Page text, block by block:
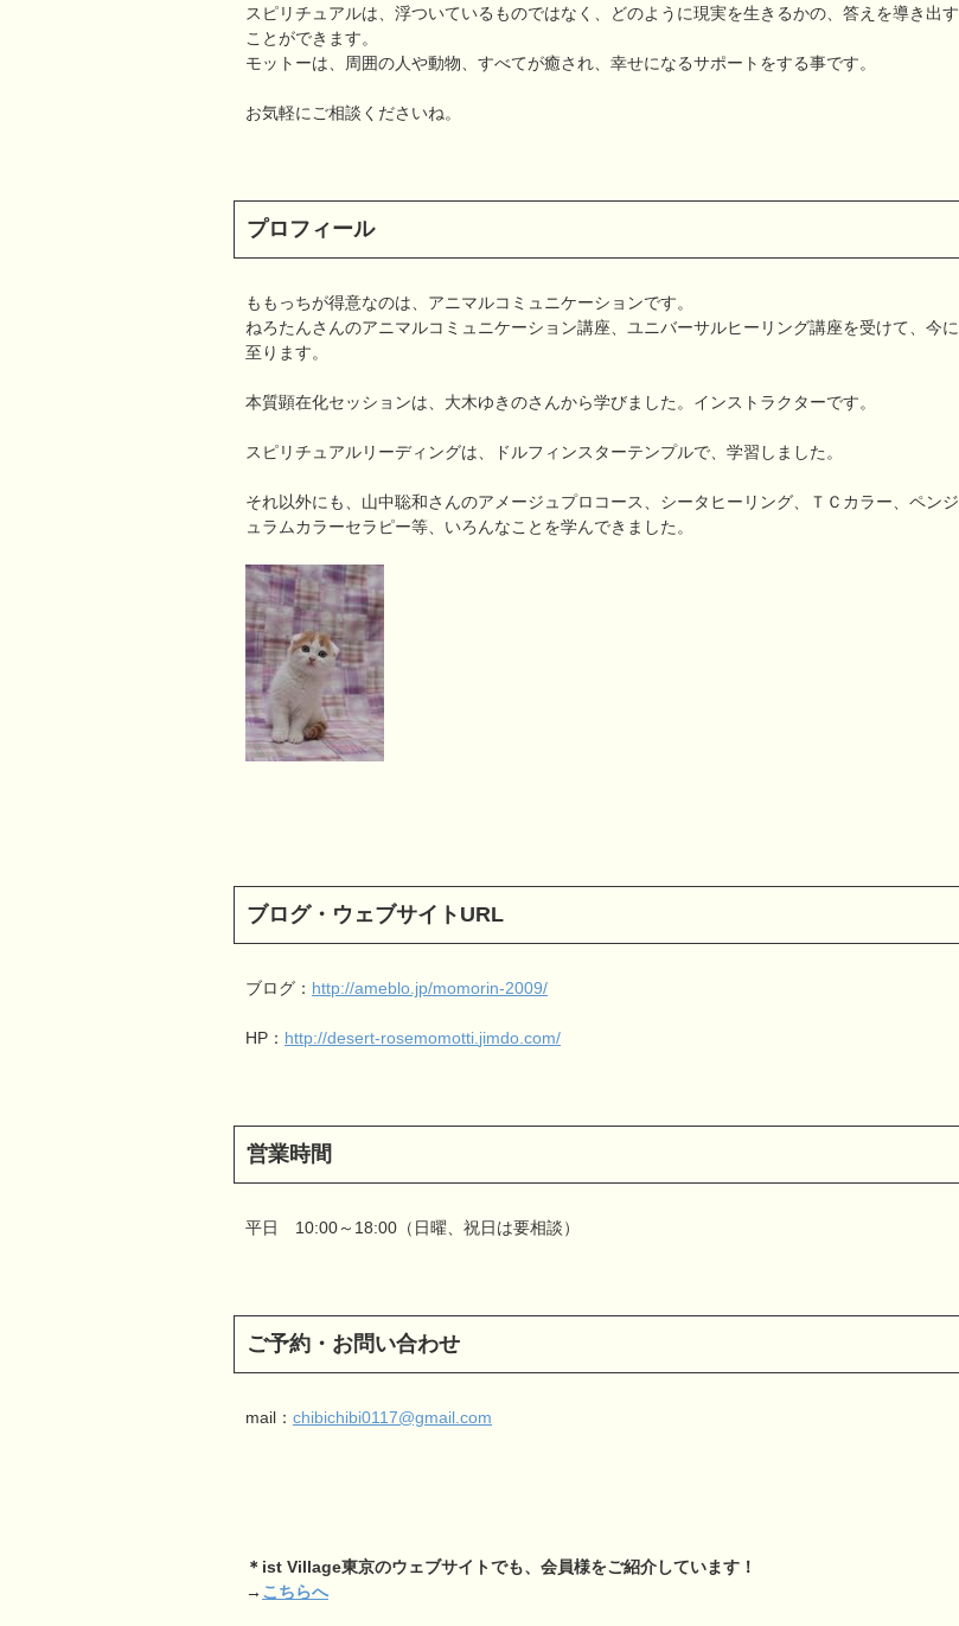
スピリチュアルは、浮ついているものではなく、どのように現実を生きるかの、答えを導き出す
ことができます。
モットーは、周囲の人や動物、すべてが癒され、幸せになるサポートをする事です。
お気軽にご相談くださいね。
プロフィール
ももっちが得意なのは、アニマルコミュニケーションです。
ねろたんさんのアニマルコミュニケーション講座、 ユニバーサルヒーリング講座を受けて、今に
至ります。
本質顕在化セッションは、大木ゆきのさんから学びました。 インストラクターです。
スピリチュアルリーディングは、ドルフィンスターテンプルで、学習しました。
それ以外にも、山中聡和さんのアメージュプロコース、 シータヒーリング、ＴＣカラー、ペンジ
ュラムカラーセラピー等、いろんなことを学んできました。
ブログ・ウェブサイトURL
ブログ： http://ameblo.jp/momorin-2009/
HP： http://desert-rosemomotti. jimdo.com/
営業時間
平日 10:00～18:00（日曜、祝日は要相談）
ご予約・お問い合わせ
mail： chibichibi0117@gmail.com
＊ist Village東京のウェブサイトでも、 会員様をご紹介しています！
→ こちらへ